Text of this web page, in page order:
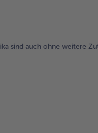
sind auch ohne weitere